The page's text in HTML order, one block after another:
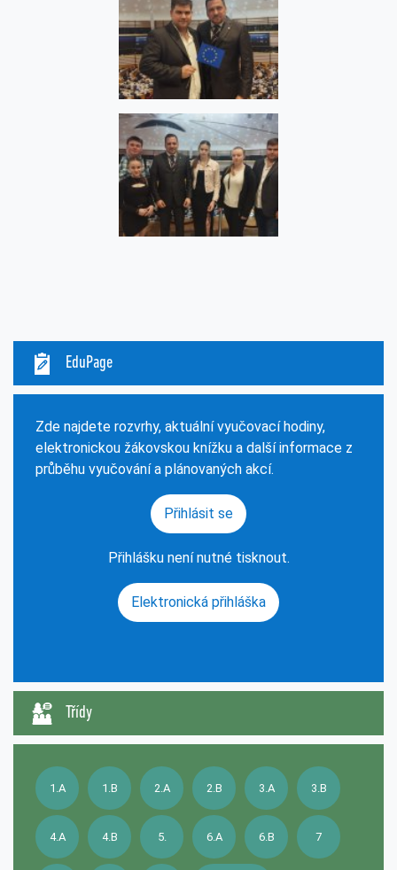
EduPage
Zde najdete rozvrhy, aktuální vyučovací hodiny,
elektronickou žákovskou knížku a další informace z
průběhu vyučování a plánovaných akcí.
Přihlásit se
Přihlášku není nutné tisknout.
Elektronická přihláška
Třídy
1.A 1.B 2.A 2.B 3.A 3.B
4.A 4.B 5. 6.A 6.B 7